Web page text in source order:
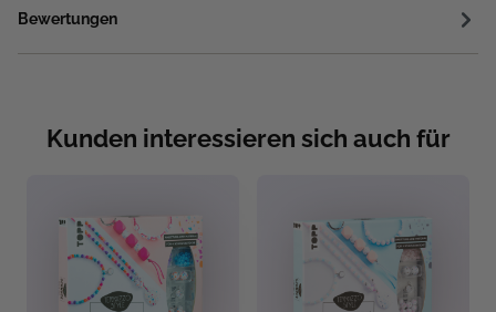
Bewertungen
Kunden interessieren sich auch für